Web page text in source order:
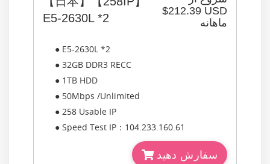
$212.39 USD
ماهانه
E5-2630L *2
● E5-2630L *2
● 32GB DDR3 RECC
● 1TB HDD
● 50Mbps /Unlimited
● 258 Usable IP
● Speed Test IP：104.233.160.61
سفارش دهید